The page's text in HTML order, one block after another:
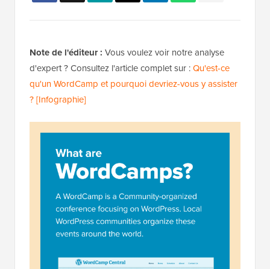
Note de l'éditeur : Vous voulez voir notre analyse
d'expert ? Consultez l'article complet sur :Qu'est-ce
qu'un WordCamp et pourquoi devriez-vous y assister
? [Infographie]